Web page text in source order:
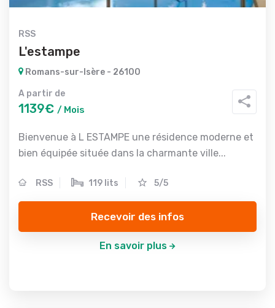
RSS
L'estampe
Romans-sur-Isère - 26100
A partir de
1139€ / Mois
Bienvenue à L ESTAMPE une résidence moderne et
bien équipée située dans la charmante ville...
RSS 119 lits 5/5
Recevoir des infos
En savoir plus